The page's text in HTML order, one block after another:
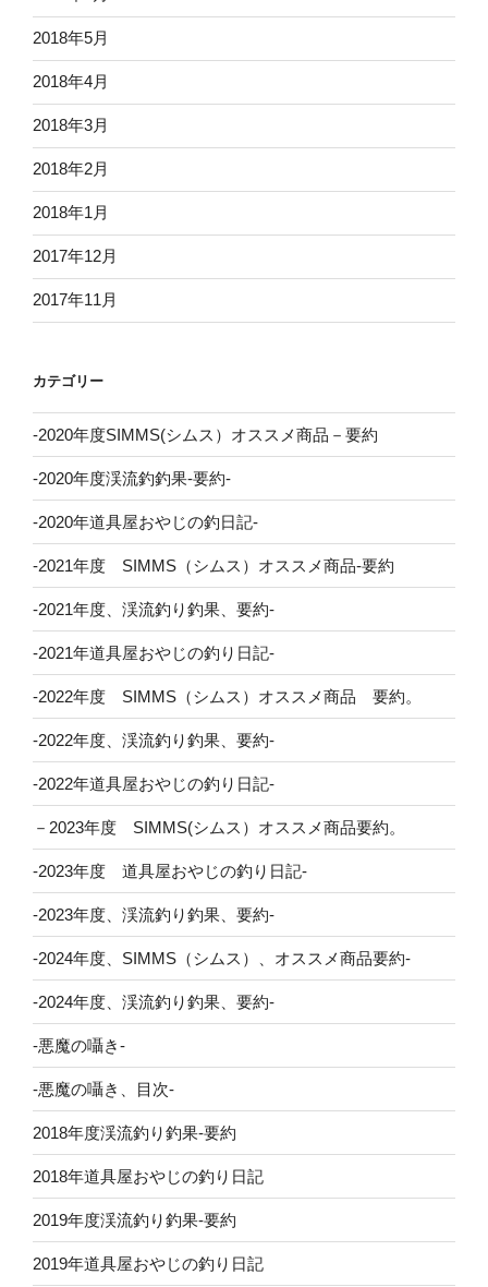
2018年5月
2018年4月
2018年3月
2018年2月
2018年1月
2017年12月
2017年11月
カテゴリー
-2020年度SIMMS(シムス）オススメ商品－要約
-2020年度渓流釣釣果-要約-
-2020年道具屋おやじの釣日記-
-2021年度 SIMMS（シムス）オススメ商品-要約
-2021年度、渓流釣り釣果、要約-
-2021年道具屋おやじの釣り日記-
-2022年度 SIMMS（シムス）オススメ商品 要約。
-2022年度、渓流釣り釣果、要約-
-2022年道具屋おやじの釣り日記-
－2023年度 SIMMS(シムス）オススメ商品要約。
-2023年度 道具屋おやじの釣り日記-
-2023年度、渓流釣り釣果、要約-
-2024年度、SIMMS（シムス）、オススメ商品要約-
-2024年度、渓流釣り釣果、要約-
-悪魔の囁き-
-悪魔の囁き、目次-
2018年度渓流釣り釣果-要約
2018年道具屋おやじの釣り日記
2019年度渓流釣り釣果-要約
2019年道具屋おやじの釣り日記